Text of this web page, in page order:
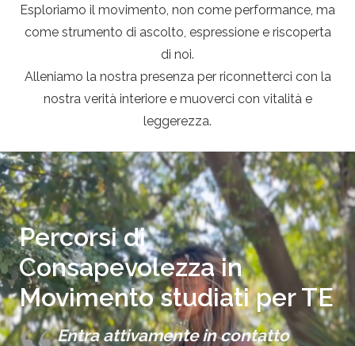
Esploriamo il movimento, non come performance, ma
come strumento di ascolto, espressione e riscoperta
di noi.
Alleniamo la nostra presenza per riconnetterci con la
nostra verità interiore e muoverci con vitalità e
leggerezza.
Percorsi di
Consapevolezza in
Movimento studiati per TE
Entra attivamente in contatto